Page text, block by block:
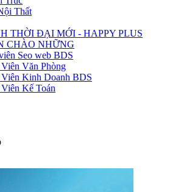
Thất
THỜI ĐẠI MỚI - HAPPY PLUS
CHÀO NHỮNG
Seo web BDS
Văn Phòng
Kinh Doanh BDS
Kế Toán